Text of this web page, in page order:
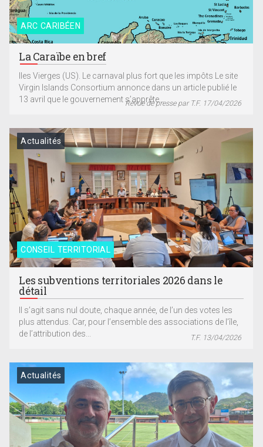
ARC CARIBÉEN
La Caraïbe en bref
Iles Vierges (US). Le carnaval plus fort que les impôts Le site
Virgin Islands Consortium annonce dans un article publié le
13 avril que le gouvernement s’apprête...Revue de presse par T.F. 17/04/2026
CONSEIL TERRITORIAL
Actualités
Les subventions territoriales 2026 dans le
détail
Il s’agit sans nul doute, chaque année, de l’un des votes les
plus attendus. Car, pour l’ensemble des associations de l’île,
de l’attribution des...
T.F. 13/04/2026
Actualités